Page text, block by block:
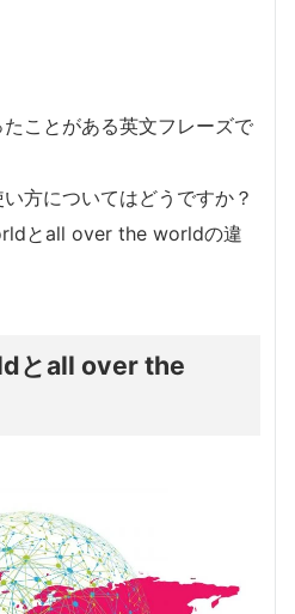
ことがある英文フレーズで
方についてはどうですか？
とall over the worldの違
とall over the